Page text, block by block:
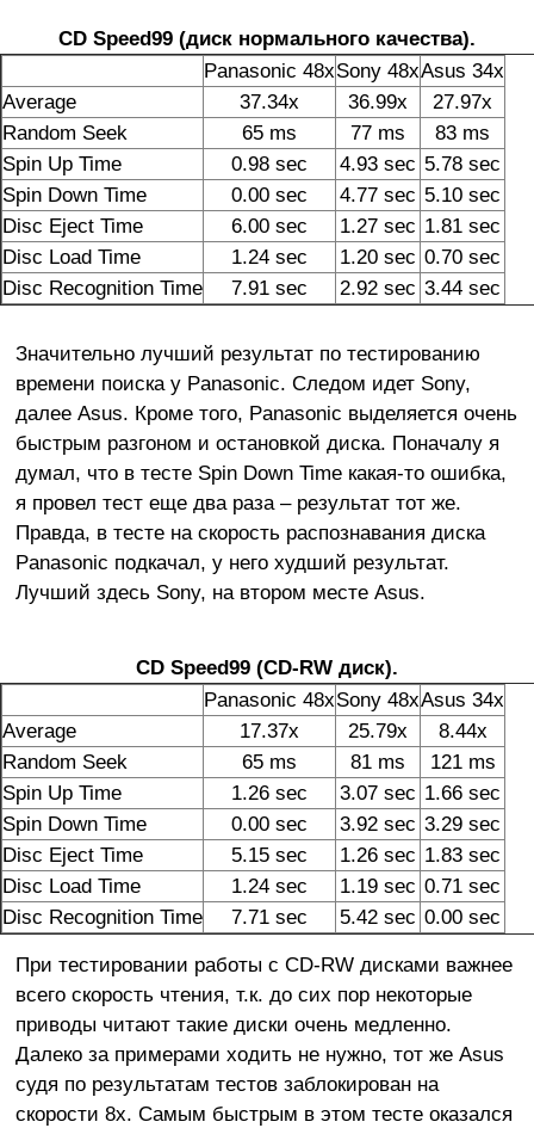
CD Speed99 (диск нормального качества).
Panasonic 48xSony 48xAsus 34x
Average
37.34x 36.99x
27.97x
Random Seek
65 ms 77 ms
83 ms
Spin Up Time
0.98 sec 4.93 sec 5.78 sec
Spin Down Time
0.00 sec 4.77 sec 5.10 sec
Disc Eject Time
6.00 sec 1.27 sec 1.81 sec
Disc Load Time
1.24 sec 1.20 sec 0.70 sec
Disc Recognition Time
7.91 sec 2.92 sec 3.44 sec
Значительно лучший результат по тестированию
времени поиска у Panasonic. Следом идет Sony,
далее Asus. Кроме того, Panasonic выделяется очень
быстрым разгоном и остановкой диска. Поначалу я
думал, что в тесте Spin Down Time какая-то ошибка,
я провел тест еще два раза – результат тот же.
Правда, в тесте на скорость распознавания диска
Panasonic подкачал, у него худший результат.
Лучший здесь Sony, на втором месте Asus.
CD Speed99 (СD-RW диск).
Panasonic 48xSony 48xAsus 34x
Average
17.37x 25.79x
8.44x
Random Seek
65 ms 81 ms
121 ms
Spin Up Time
1.26 sec 3.07 sec 1.66 sec
Spin Down Time
0.00 sec 3.92 sec 3.29 sec
Disc Eject Time
5.15 sec 1.26 sec 1.83 sec
Disc Load Time
1.24 sec 1.19 sec 0.71 sec
Disc Recognition Time
7.71 sec 5.42 sec 0.00 sec
При тестировании работы с CD-RW дисками важнее
всего скорость чтения, т.к. до сих пор некоторые
приводы читают такие диски очень медленно.
Далеко за примерами ходить не нужно, тот же Asus
судя по результатам тестов заблокирован на
скорости 8х. Самым быстрым в этом тесте оказался